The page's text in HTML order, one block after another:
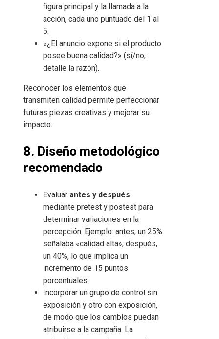
figura principal y la llamada a la
acción, cada uno puntuado del 1 al
5.
«¿El anuncio expone si el producto
posee buena calidad?» (sí/no;
detalle la razón).
Reconocer los elementos que
transmiten calidad permite perfeccionar
futuras piezas creativas y mejorar su
impacto.
8. Diseño metodológico
recomendado
Evaluar antes y después
mediante pretest y postest para
determinar variaciones en la
percepción. Ejemplo: antes, un 25%
señalaba «calidad alta»; después,
un 40%, lo que implica un
incremento de 15 puntos
porcentuales.
Incorporar un grupo de control sin
exposición y otro con exposición,
de modo que los cambios puedan
atribuirse a la campaña. La